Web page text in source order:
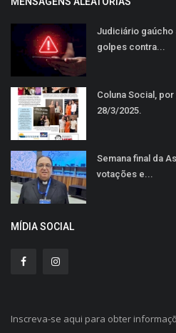
Judiciário gaúcho
golpes contra...
Coluna Social,
28/3/2025.
Semana final da
votações e...
MÍDIA SOCIAL
Inscreva-se aqui para obter